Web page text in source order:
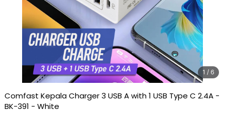
1 / 6
Comfast Kepala Charger 3 USB A with 1 USB Type C 2.4A -
BK-391 - White